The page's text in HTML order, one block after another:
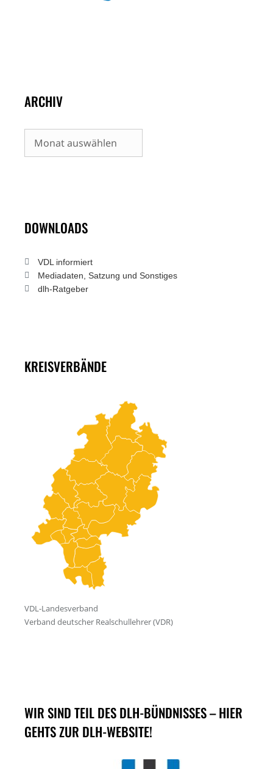
ARCHIV
Archiv
DOWNLOADS
VDL informiert
Mediadaten, Satzung und Sonstiges
dlh-Ratgeber
KREISVERBÄNDE
WIR SIND TEIL DES DLH-BÜNDNISSES – HIER
GEHTS ZUR DLH-WEBSITE!